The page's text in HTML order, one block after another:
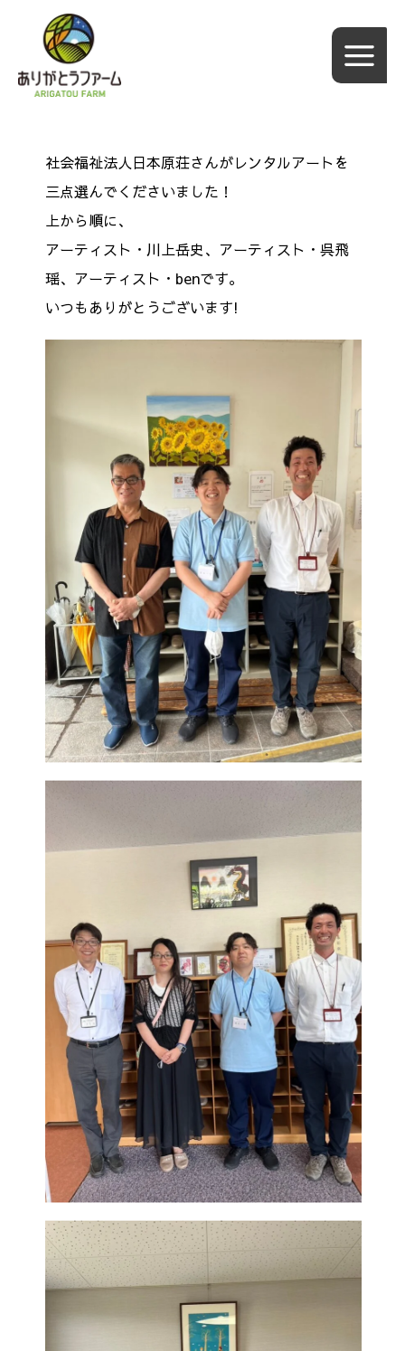
社会福祉法人日本原荘さんがレンタルアートを
三点選んでくださいました！
上から順に、
アーティスト・川上岳史、アーティスト・呉飛
瑶、アーティスト・benです。
いつもありがとうございます!